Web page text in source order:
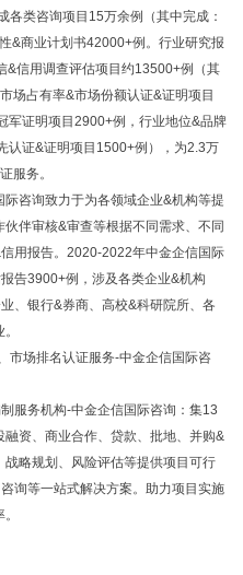
类咨询项目15万余例（其中完成：
&商业计划书42000+例。行业研究报
&信用调查评估项目约13500+例（其
场占有率&市场份额认证&证明项目
军证明项目2900+例，行业地位&品牌
认证&证明项目1500+例），为2.3万
服务。
咨询致力于为各领域企业&机构等提
伴审核&审查等根据不同需求、不同
用报告。2020-2022年中金企信国际
告3900+例，涉及各类企业&机构
、银行&券商、高校&科研院所、各
市场排名认证服务-中金企信国际咨
服务机构-中金企信国际咨询：集13
资、商业合作、贷款、批地、并购&
略规划、风险评估等提供项目可行
询等一站式解决方案。助力项目实施